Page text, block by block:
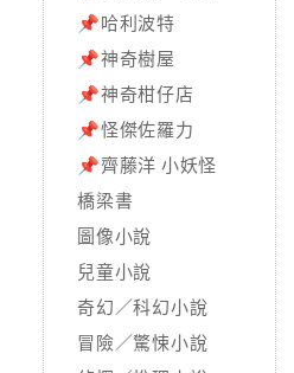
📌哈利波特
📌神奇樹屋
📌神奇柑仔店
📌怪傑佐羅力
📌齊藤洋 小妖怪
橋梁書
圖像小說
兒童小說
奇幻／科幻小說
冒險／驚悚小說